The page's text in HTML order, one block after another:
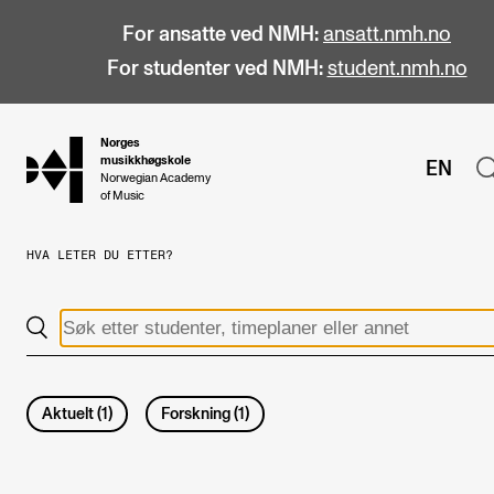
For ansatte ved NMH: ansatt.nmh.no
For studenter ved NMH: student.nmh.no
hjem
Norges
musikkhøgskole
Norwegian Academy
of Music
EN
Alle studier
Master
HVA LETER DU ETTER?
Aktuelt (1 ) Forskning (1 )